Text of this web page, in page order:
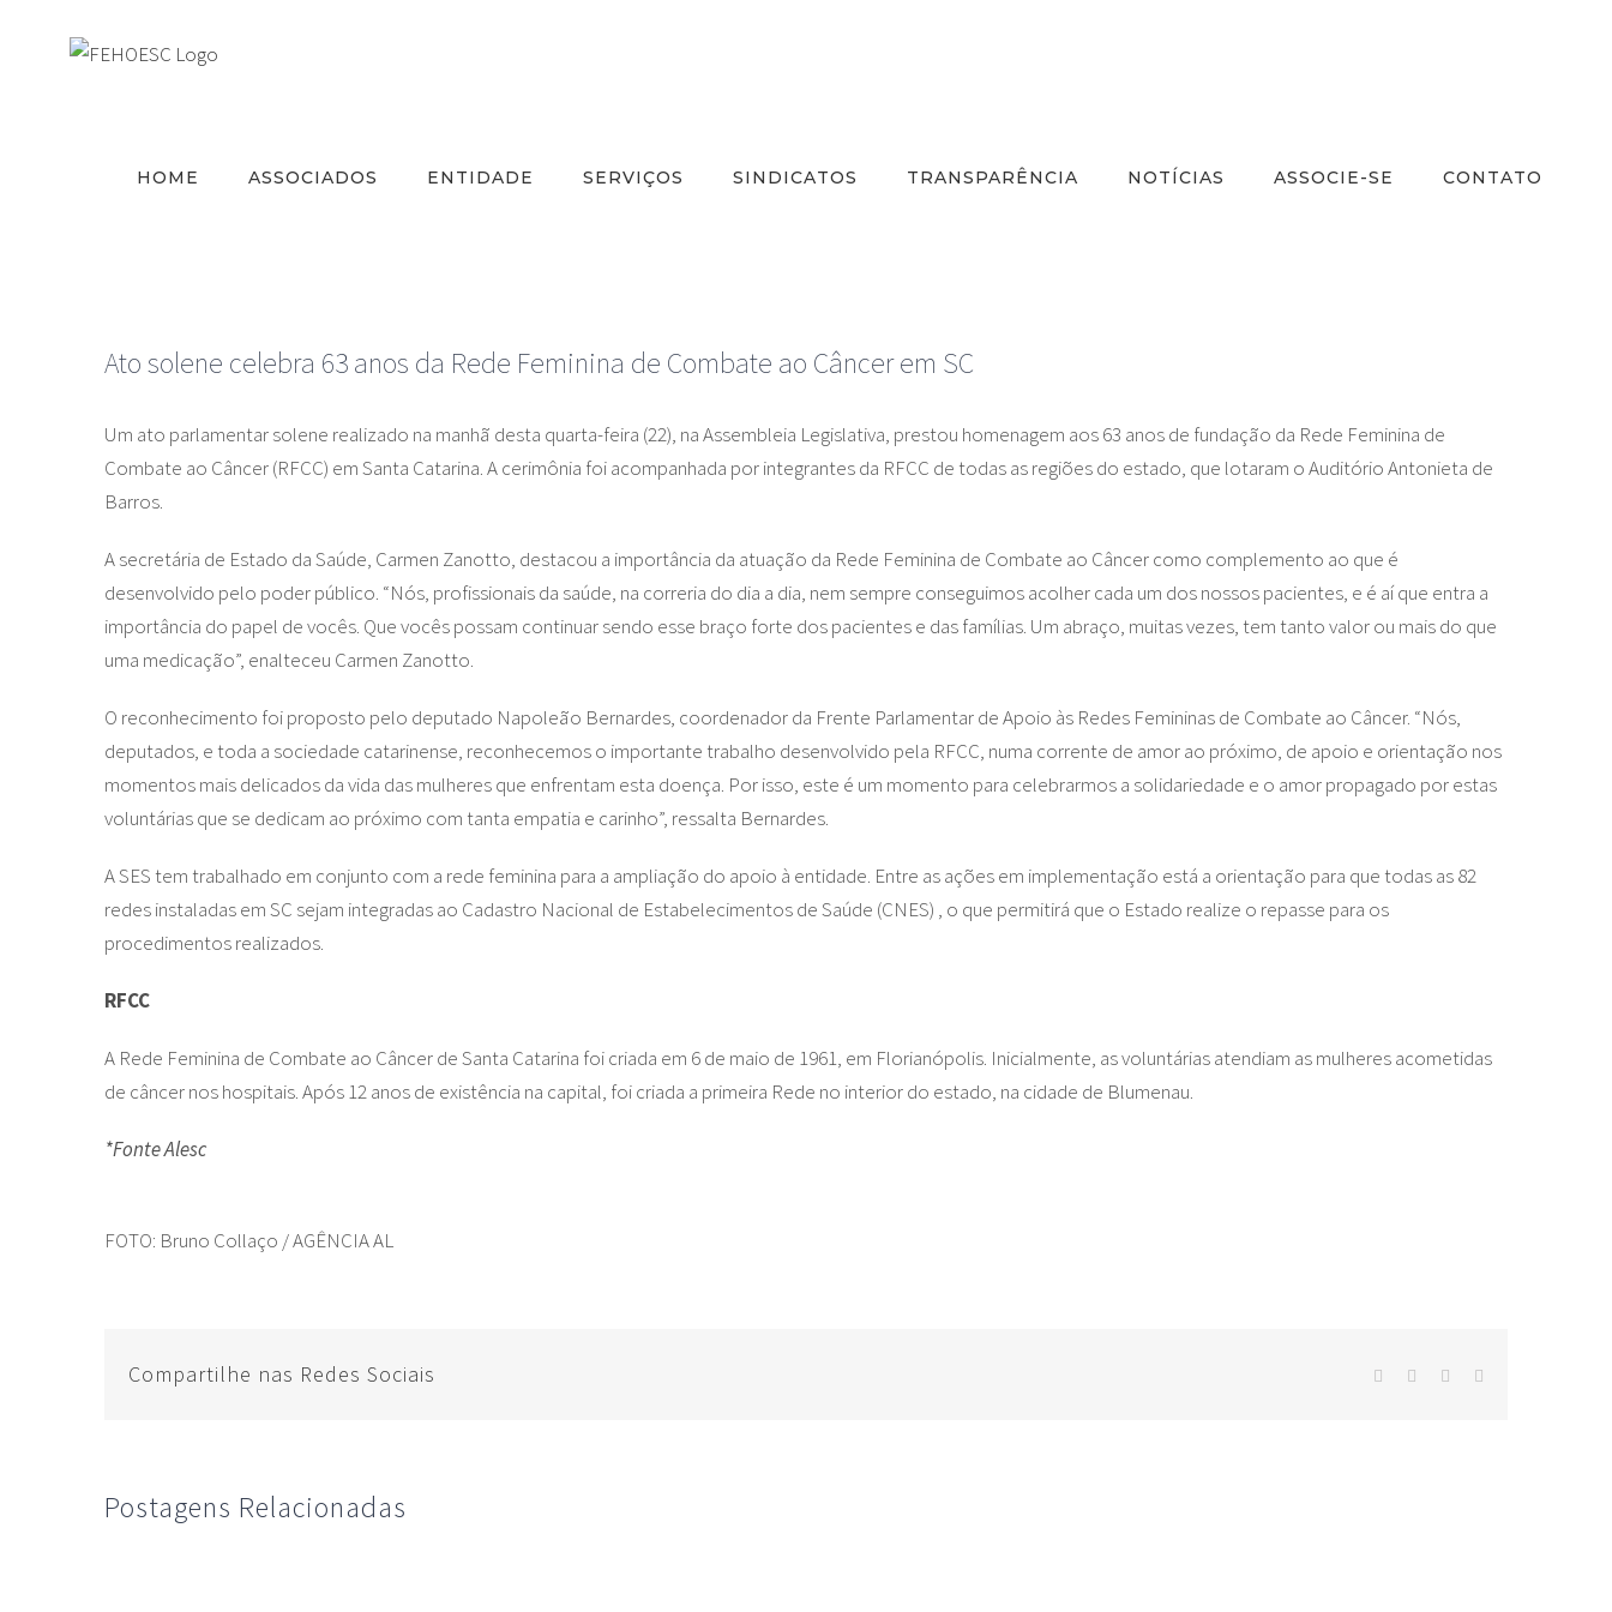
HOME ASSOCIADOS ENTIDADE SERVIÇOS SINDICATOS TRANSPARÊNCIA NOTÍCIAS ASSOCIE-SE CONTATO
Ato solene celebra 63 anos da Rede Feminina de Combate ao Câncer em SC
Um ato parlamentar solene realizado na manhã desta quarta-feira (22), na Assembleia Legislativa, prestou homenagem aos 63 anos de fundação da Rede Feminina de
Combate ao Câncer (RFCC) em Santa Catarina. A cerimônia foi acompanhada por integrantes da RFCC de todas as regiões do estado, que lotaram o Auditório Antonieta de
Barros.
A secretária de Estado da Saúde, Carmen Zanotto, destacou a importância da atuação da Rede Feminina de Combate ao Câncer como complemento ao que é
desenvolvido pelo poder público. “Nós, profissionais da saúde, na correria do dia a dia, nem sempre conseguimos acolher cada um dos nossos pacientes, e é aí que entra a
importância do papel de vocês. Que vocês possam continuar sendo esse braço forte dos pacientes e das famílias. Um abraço, muitas vezes, tem tanto valor ou mais do que
uma medicação”, enalteceu Carmen Zanotto.
O reconhecimento foi proposto pelo deputado Napoleão Bernardes, coordenador da Frente Parlamentar de Apoio às Redes Femininas de Combate ao Câncer. “Nós,
deputados, e toda a sociedade catarinense, reconhecemos o importante trabalho desenvolvido pela RFCC, numa corrente de amor ao próximo, de apoio e orientação nos
momentos mais delicados da vida das mulheres que enfrentam esta doença. Por isso, este é um momento para celebrarmos a solidariedade e o amor propagado por estas
voluntárias que se dedicam ao próximo com tanta empatia e carinho”, ressalta Bernardes.
A SES tem trabalhado em conjunto com a rede feminina para a ampliação do apoio à entidade. Entre as ações em implementação está a orientação para que todas as 82
redes instaladas em SC sejam integradas ao Cadastro Nacional de Estabelecimentos de Saúde (CNES) , o que permitirá que o Estado realize o repasse para os
procedimentos realizados.
RFCC
A Rede Feminina de Combate ao Câncer de Santa Catarina foi criada em 6 de maio de 1961, em Florianópolis. Inicialmente, as voluntárias atendiam as mulheres acometidas
de câncer nos hospitais. Após 12 anos de existência na capital, foi criada a primeira Rede no interior do estado, na cidade de Blumenau.
*Fonte Alesc
FOTO: Bruno Collaço / AGÊNCIA AL
Compartilhe nas Redes Sociais facebook
twitter whatsapp
Postagens Relacionadas